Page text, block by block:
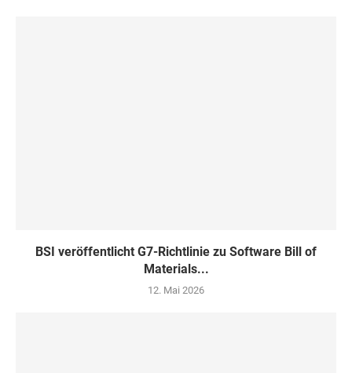
BSI veröffentlicht G7-Richtlinie zu Software Bill of
Materials...
12. Mai 2026